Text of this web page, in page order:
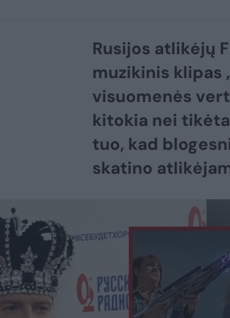
Rusijos atlikėjų
muzikinis klipas
visuomenės
kitokia nei
tuo, kad
skatino